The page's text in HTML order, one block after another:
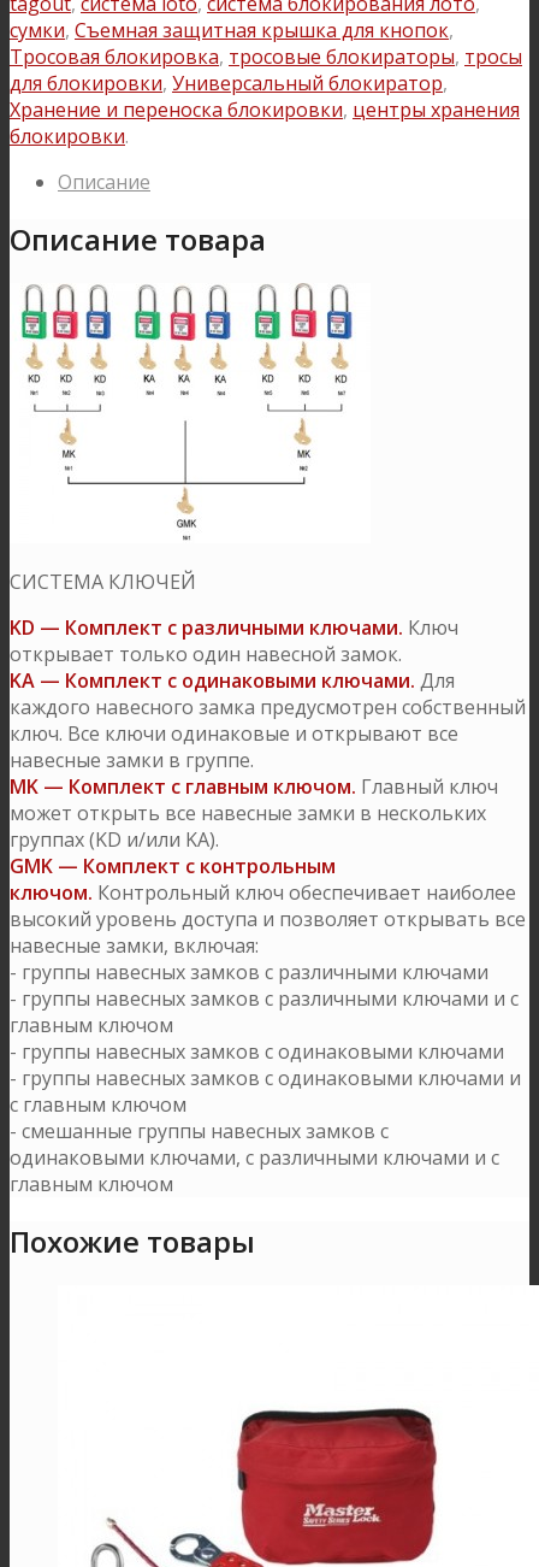
сумки, Съемная защитная крышка для кнопок,
Тросовая блокировка, тросовые блокираторы, тросы
для блокировки, Универсальный блокиратор,
Хранение и переноска блокировки, центры хранения
блокировки.
Описание
Описание товара
СИСТЕМА КЛЮЧЕЙ
KD — Комплект с различными ключами. Ключ
открывает только один навесной замок.
KA — Комплект с одинаковыми ключами. Для
каждого навесного замка предусмотрен собственный
ключ. Все ключи одинаковые и открывают все
навесные замки в группе.
MK — Комплект с главным ключом. Главный ключ
может открыть все навесные замки в нескольких
группах (KD и/или KA).
GMK — Комплект с контрольным
ключом. Контрольный ключ обеспечивает наиболее
высокий уровень доступа и позволяет открывать все
навесные замки, включая:
- группы навесных замков с различными ключами
- группы навесных замков с различными ключами и с
главным ключом
- группы навесных замков с одинаковыми ключами
- группы навесных замков с одинаковыми ключами и
с главным ключом
- смешанные группы навесных замков с
одинаковыми ключами, с различными ключами и с
главным ключом
Похожие товары